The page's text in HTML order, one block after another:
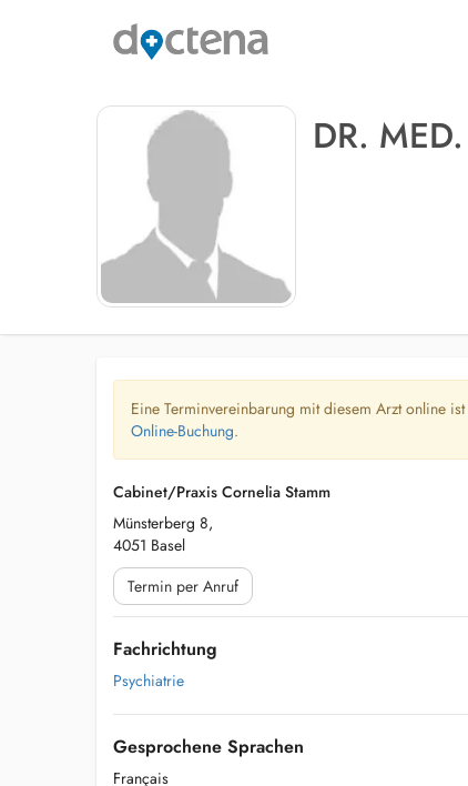
DR.
Eine Terminvereinbarung mit diesem Arzt online
Online-Buchung.
Cabinet/Praxis Cornelia Stamm
Münsterberg 8,
4051 Basel
Termin per Anruf
Fachrichtung
Psychiatrie
Gesprochene Sprachen
Français